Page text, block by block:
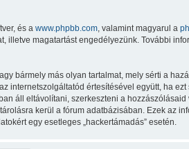
és a www.phpbb.com , valamint magyarul a
magatartást engedélyezünk. További
bármely más olyan tartalmat, mely sérti a
internetszolgáltatód értesítésével együtt, ha ezt
áll eltávolítani, szerkeszteni a
kerül a fórum adatbázisában. Ezek az
egy esetleges „hackertámadás” esetén.